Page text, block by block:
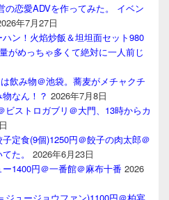
の恋愛ADVを作ってみた。 イベン
年7月27日
ン！火焰炒飯＆坦坦面セット980
がめっちゃ多くて絶対に一人前じ
飲み物＠池袋。蕎麦がメチャクチ
なん！？ 2026年7月8日
ビストロガブリ＠大門、13時からカ
定食(9個)1250円＠餃子の肉太郎＠
た。
2026年6月23日
1400円＠一番館＠麻布十番 2026